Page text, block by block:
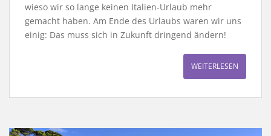
wieso wir so lange keinen Italien-Urlaub mehr
gemacht haben. Am Ende des Urlaubs waren wir uns
einig: Das muss sich in Zukunft dringend ändern!
WEITERLESEN